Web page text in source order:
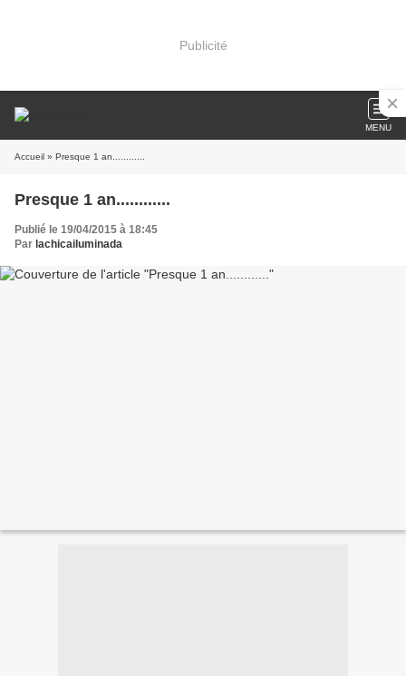
Publicité
MENU
Accueil » Presque 1 an............
Presque 1 an............
Publié le 19/04/2015 à 18:45
Par lachicailuminada